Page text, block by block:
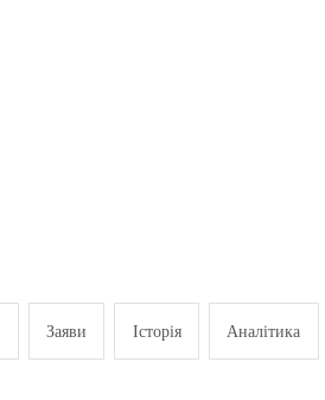
Заяви Історія Аналітика